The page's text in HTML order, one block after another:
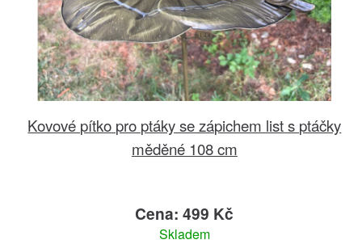
Kovové pítko pro ptáky se zápichem list s ptáčky
měděné 108 cm
Cena: 499 Kč
Skladem